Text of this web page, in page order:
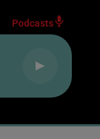
Podcasts